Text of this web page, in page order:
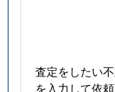
査定をしたい
を入力して依